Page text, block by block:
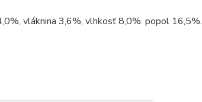
vláknina 3,6%, vlhkosť 8,0%. popol 16,5%.